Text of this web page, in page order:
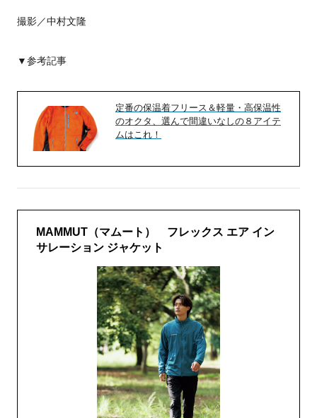
撮影／中村文隆
▼参考記事
定番の保温着フリース＆軽量・高保温性
のオクタ、選んで間違いなしの８アイテ
ムはこれ！
MAMMUT（マムート） フレックス エア イン
サレーション ジャケット